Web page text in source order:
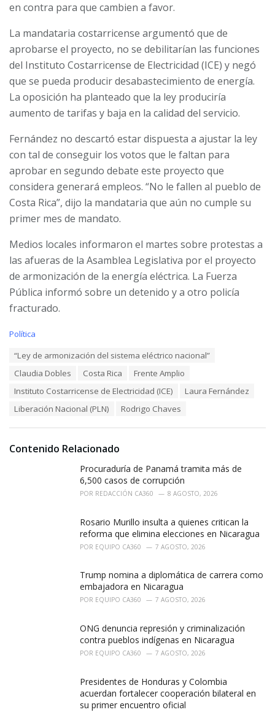
en contra para que cambien a favor.
La mandataria costarricense argumentó que de
aprobarse el proyecto, no se debilitarían las funciones
del Instituto Costarricense de Electricidad (ICE) y negó
que se pueda producir desabastecimiento de energía.
La oposición ha planteado que la ley produciría
aumento de tarifas y baja en la calidad del servicio.
Fernández no descartó estar dispuesta a ajustar la ley
con tal de conseguir los votos que le faltan para
aprobar en segundo debate este proyecto que
considera generará empleos. “No le fallen al pueblo de
Costa Rica”, dijo la mandataria que aún no cumple su
primer mes de mandato.
Medios locales informaron el martes sobre protestas a
las afueras de la Asamblea Legislativa por el proyecto
de armonización de la energía eléctrica. La Fuerza
Pública informó sobre un detenido y a otro policía
fracturado.
C
:
Política
“Ley de armonización del sistema eléctrico nacional”
Claudia Dobles
Costa Rica
Frente Amplio
Instituto Costarricense de Electricidad (ICE)
Laura Fernández
Liberación Nacional (PLN)
Rodrigo Chaves
Contenido Relacionado
Procuraduría de Panamá tramita más de
6,500 casos de corrupción
POR REDACCIÓN CA360 8 AGOSTO, 2026
Rosario Murillo insulta a quienes critican la
reforma que elimina elecciones en Nicaragua
POR EQUIPO CA360 7 AGOSTO, 2026
Trump nomina a diplomática de carrera como
embajadora en Nicaragua
POR EQUIPO CA360 7 AGOSTO, 2026
ONG denuncia represión y criminalización
contra pueblos indígenas en Nicaragua
POR EQUIPO CA360 7 AGOSTO, 2026
Presidentes de Honduras y Colombia
acuerdan fortalecer cooperación bilateral en
su primer encuentro oficial